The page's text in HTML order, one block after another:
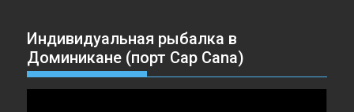
Индивидуальная рыбалка в
Доминикане (порт Cap Cana)